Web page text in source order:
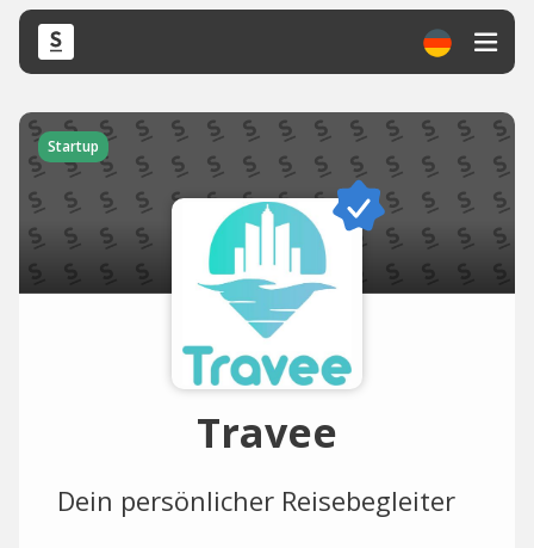
Startup
Travee
Dein persönlicher Reisebegleiter